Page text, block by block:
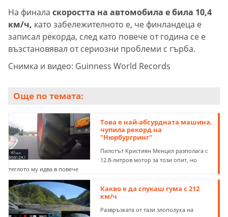
На финала скоростта на автомобила е била 10,4
км/ч, като забележителното е, че финландеца е
записал рекорда, след като повече от година се е
възстановявал от сериозни проблеми с гърба.
Снимка и видео: Guinness World Records
Още по темата:
Това е най-абсурдната машина,
чупила рекорд на
"Нюрбургринг"
Пилотът Кристиян Менцел разполага с
12.8-литров мотор за този опит, но
теглото му идва в повече
Какво е да спукаш гума с 212
км/ч
Развръзката от тази злополука на